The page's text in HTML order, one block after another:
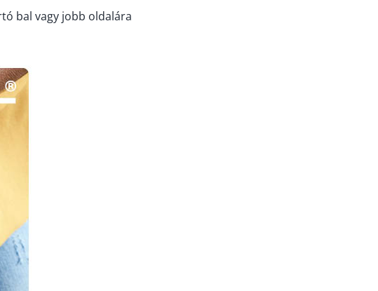
bal vagy jobb oldalára